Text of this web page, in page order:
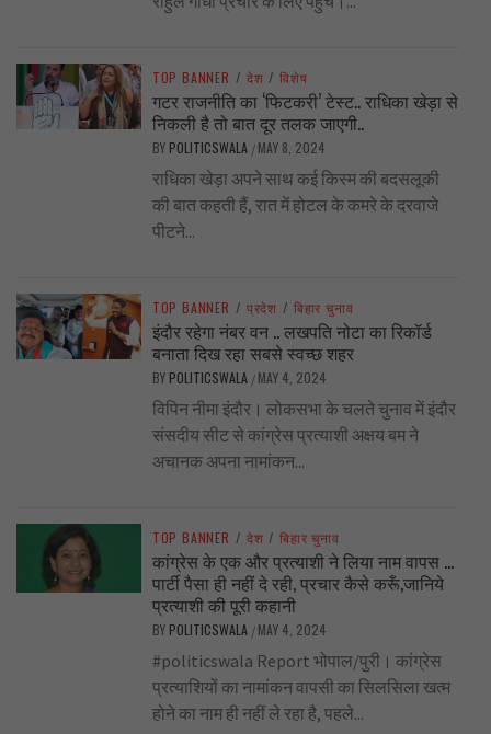
TOP BANNER / देश / विशेष
गटर राजनीति का ‘फिटकरी’ टेस्ट.. राधिका खेड़ा से
निकली है तो बात दूर तलक जाएगी..
BY POLITICSWALA / MAY 8, 2024
राधिका खेड़ा अपने साथ कई किस्म की बदसलूकी
की बात कहती हैं, रात में होटल के कमरे के दरवाजे
पीटने...
TOP BANNER / प्रदेश / बिहार चुनाव
इंदौर रहेगा नंबर वन .. लखपति नोटा का रिकॉर्ड
बनाता दिख रहा सबसे स्वच्छ शहर
BY POLITICSWALA / MAY 4, 2024
विपिन नीमा इंदौर। लोकसभा के चलते चुनाव में इंदौर
संसदीय सीट से कांग्रेस प्रत्याशी अक्षय बम ने
अचानक अपना नामांकन...
TOP BANNER / देश / बिहार चुनाव
कांग्रेस के एक और प्रत्याशी ने लिया नाम वापस …
पार्टी पैसा ही नहीं दे रही, प्रचार कैसे करूँ,जानिये
प्रत्याशी की पूरी कहानी
BY POLITICSWALA / MAY 4, 2024
#politicswala Report भोपाल/पुरी। कांग्रेस
प्रत्याशियों का नामांकन वापसी का सिलसिला खत्म
होने का नाम ही नहीं ले रहा है, पहले...